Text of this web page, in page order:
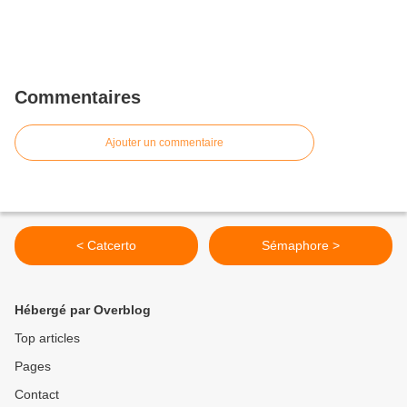
Commentaires
Ajouter un commentaire
< Catcerto Sémaphore >
Hébergé par Overblog
Top articles
Pages
Contact